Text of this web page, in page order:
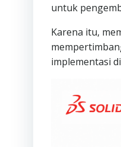
untuk
Karena itu,
implementasi